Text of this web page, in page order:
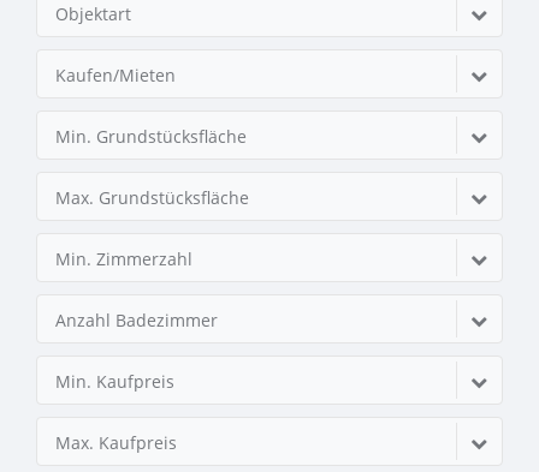
Objektart
Kaufen/Mieten
Min. Grundstücksfläche
Max. Grundstücksfläche
Min. Zimmerzahl
Anzahl Badezimmer
Min. Kaufpreis
Max. Kaufpreis